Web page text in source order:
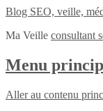
Blog SEO, veille,
Ma Veille consultant
Menu
Aller au contenu